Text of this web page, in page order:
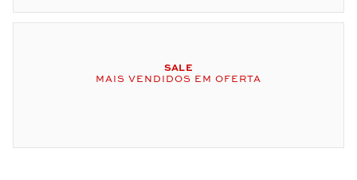
SALE
MAIS VENDIDOS EM OFERTA